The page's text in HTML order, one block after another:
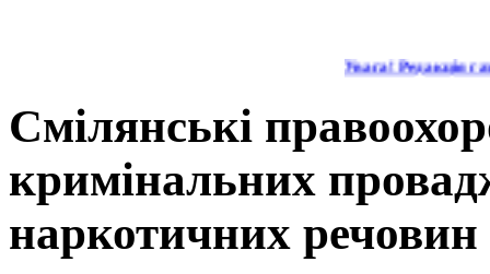
Увага! Редакція
Смілянські
кримінальних
наркотичних речовин